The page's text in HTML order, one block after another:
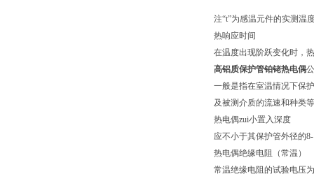
注“t”为感温元件的实测温
热响应时间
在温度出现阶跃变化时，
高铝质保护管铂铑热电偶
一般是指在室温情况下保
及被测介质的流速和种类
热电偶zui小置入深度
应不小于其保护管外径的
热电偶绝缘电阻（常温）
常温绝缘电阻的试验电压